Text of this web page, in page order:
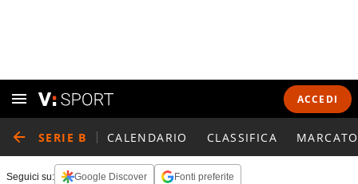
ACCEDI
SERIE B CALENDARIO CLASSIFICA
Seguici su: Google Discover Fonti preferite